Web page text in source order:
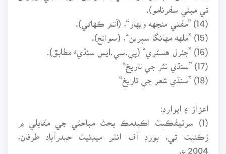
تي مبني سفرنامو).
(14) ”مفتي منجهه ويهار“، (آتم ڪهاڻي).
(15) ”ملهه مهانگا سپرين“، (سوانح).
(16) ”جنرل هسٽري“ (پي.سي.ايس سنڌيءَ مطابق).
(17) ”سنڌي نثر جي تاريخ“
(18) ”سنڌي شعر جي تاريخ“
اعزاز ۽ ايوارڊ:
(1) سرٽيفڪيٽ اڪيڊمڪ بحث مباحثي جي مقابلي ۾
رُڪنيت تي، بورڊ آف انٽر ميڊئيٽ حيدرآباد طرفان،
2004ع.